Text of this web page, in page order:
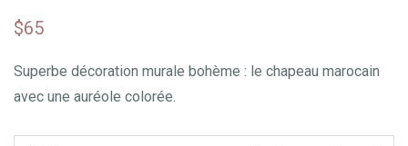
$65
Superbe décoration murale bohème : le chapeau marocain
avec une auréole colorée.